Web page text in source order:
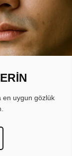
en uygun gözlük